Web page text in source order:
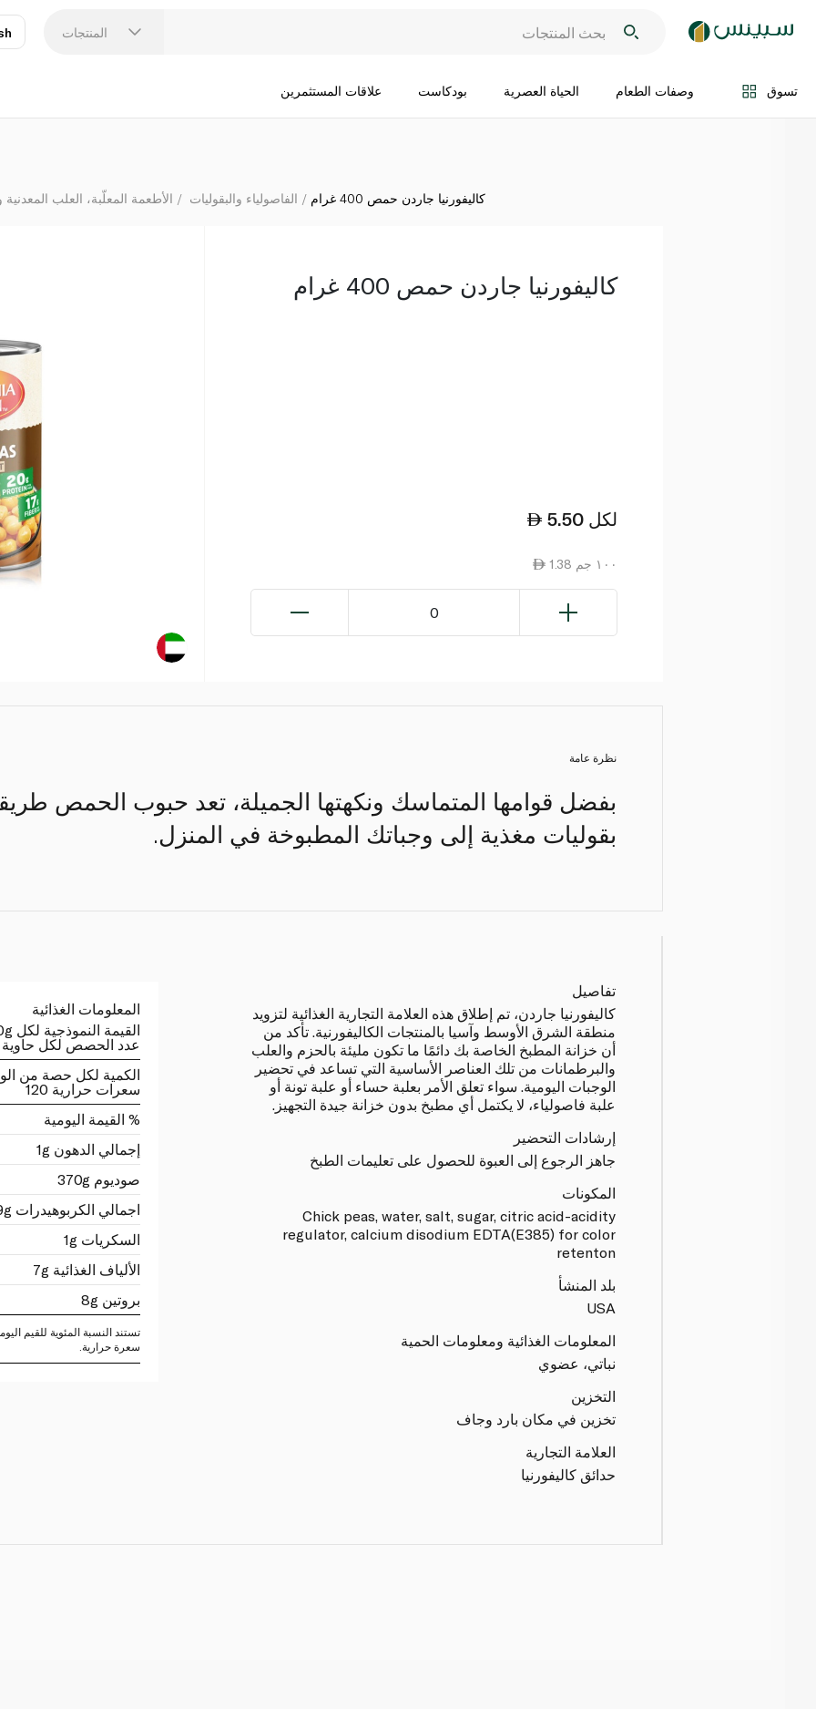
المنتجات
تسوق وصفات الطعام الحياة العصرية بودكاست علاقات المستثمرين
اضف الى السلة
الأطعمة المعلّبة، العلب المعدنية الفاصولياء والبقوليات كاليفورنيا جاردن حمص 400 غرام
كاليفورنيا جاردن حمص 400 غرام
5.50 لكل
1.38 ١٠٠ جم
0
نظرة عامة
بفضل قوامها المتماسك ونكهتها الجميلة، تعد حبوب الحمص
بقوليات مغذية إلى وجباتك المطبوخة في المنزل.
تفاصيل
كاليفورنيا جاردن، تم إطلاق هذه العلامة التجارية الغذائية لتزويد
منطقة الشرق الأوسط وآسيا بالمنتجات الكاليفورنية. تأكد من
أن خزانة المطبخ الخاصة بك دائمًا ما تكون مليئة بالحزم والعلب
والبرطمانات من تلك العناصر الأساسية التي تساعد في تحضير
الوجبات اليومية. سواء تعلق الأمر بعلبة حساء أو علبة تونة أو
علبة فاصولياء، لا يكتمل أي مطبخ بدون خزانة جيدة التجهيز.
إرشادات التحضير
جاهز الرجوع إلى العبوة للحصول على تعليمات الطبخ
المكونات
Chick peas, water, salt, sugar, citric acid-acidity
regulator, calcium disodium EDTA(E385) for color
retenton
بلد المنشأ
USA
المعلومات الغذائية ومعلومات الحمية
نباتي، عضوي
التخزين
تخزين في مكان بارد وجاف
العلامة التجارية
حدائق كاليفورنيا
المعلومات الغذائية
القيمة النموذجية لكل 100g
عدد الحصص لكل حاوية
الكمية لكل حصة من
سعرات حرارية 120
% القيمة اليومية
إجمالي الدهون 1g
صوديوم 370g
اجمالي الكربوهيدرات 19g
السكريات 1g
الألياف الغذائية 7g
بروتين 8g
سعرة حرارية.